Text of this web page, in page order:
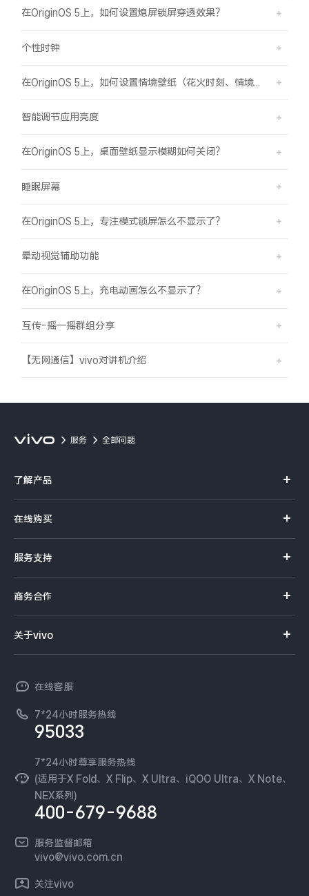
在OriginOS 5上，如何设置熄屏锁屏穿透效果？
个性时钟
智能调节应用亮度
在OriginOS 5上，桌面壁纸显示模糊如何关闭？
睡眠屏幕
在OriginOS 5上，专注模式锁屏怎么不显示了？
晕动视觉辅助功能
在OriginOS 5上，充电动画怎么不显示了？
互传-摇一摇群组分享
【无网通信】vivo对讲机介绍
服务 全部问题
了解产品
S系列
Y系列
iQOO手机
T系列
NEX系列
在线购买
选购手机
选购配件
订单查询
服务支持
服务网点
查找手机
环保回收
安全公告
服务隐私政策
Log还原LUTs下载
vivo 办公套件
商务合作
开放平台
vivo 企业业务
廉正合规
国补营业执照
无线电发射设备销售备案
关于vivo
工作机会
新闻资讯
可持续发展
vivo 蔡司影像
开发者社区
在线客服
7*24小时服务热线
95033
7*24小时尊享服务热线
(适用于X Fold、X Flip、X Ultra、iQOO Ultra、X Note、
NEX系列)
400-679-9688
服务监督邮箱
vivo@vivo.com.cn
关注vivo